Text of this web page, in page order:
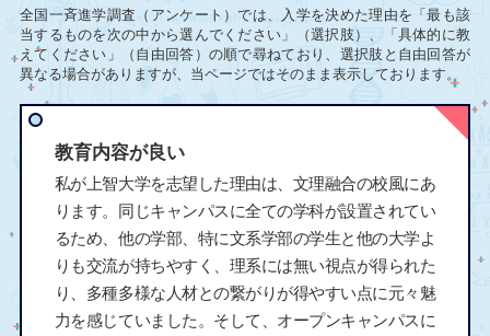
全国一斉進学調査（アンケート）では、入学を決めた理由を「最も該
当するものを次の中から選んでください」（選択肢）、「具体的に教
えてください」（自由回答）の順で尋ねており、選択肢と自由回答が
異なる場合がありますが、当ページではそのまま表示しております。
教育内容が良い
私が上智大学を志望した理由は、文理融合の校風にあ
ります。同じキャンパスに全ての学科が設置されてい
るため、他の学部、特に文系学部の学生と他の大学よ
りも交流が持ちやすく、理系には無い視点が得られた
り、多種多様な人材との繋がりが得やすい点に元々魅
力を感じていました。そして、オープンキャンパスに